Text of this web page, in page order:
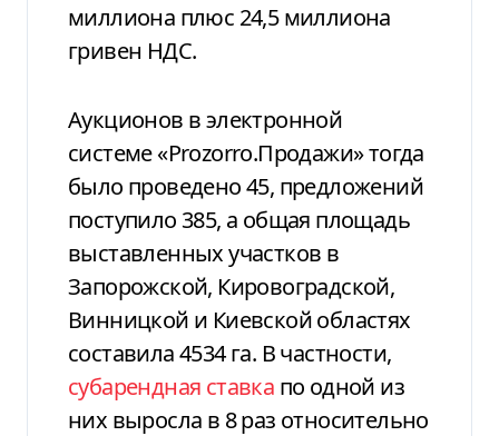
миллиона плюс 24,5 миллиона
гривен НДС.
Аукционов в электронной
системе «Prozorro.Продажи» тогда
было проведено 45, предложений
поступило 385, а общая площадь
выставленных участков в
Запорожской, Кировоградской,
Винницкой и Киевской областях
составила 4534 га. В частности,
субарендная ставка по одной из
них выросла в 8 раз относительно